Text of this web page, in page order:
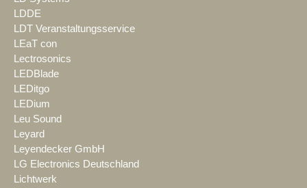
LDDE
LDT Veranstaltungsservice
LEaT con
Lectrosonics
LEDBlade
LEDitgo
LEDium
Leu Sound
Leyard
Leyendecker GmbH
LG Electronics Deutschland
Lichtwerk